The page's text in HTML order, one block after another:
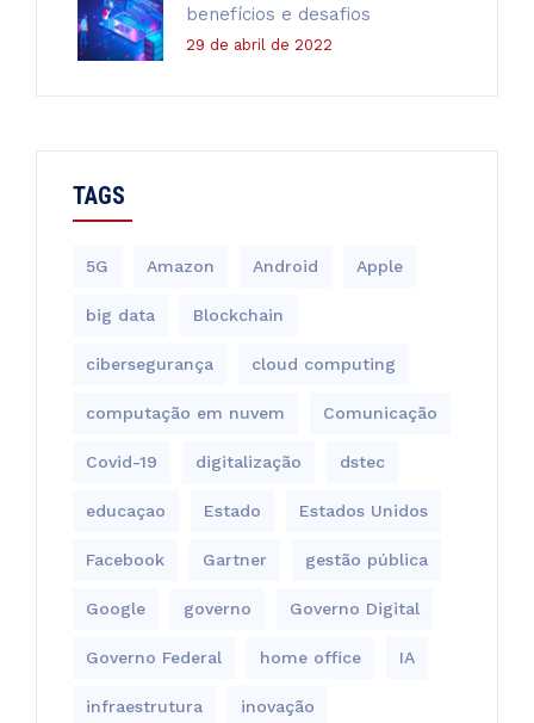
benefícios e desafios
29 de abril de 2022
TAGS
5G Amazon Android Apple
big data Blockchain
cibersegurança cloud computing
computação em nuvem Comunicação
Covid-19 digitalização dstec
educaçao Estado Estados Unidos
Facebook Gartner gestão pública
Google governo Governo Digital
Governo Federal home office IA
infraestrutura inovação